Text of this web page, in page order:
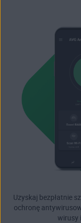
Uzyskaj bezpłatnie
ochronę
wirusy